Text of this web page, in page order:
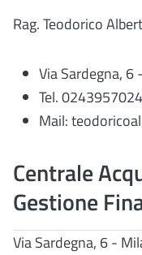
Rag. Teodorico
Via Sardegna, 6
Tel. 0243957024
Mail:
Centrale
Gestione
Via Sardegna, 6 -